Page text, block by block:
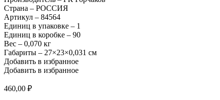
Страна – РОССИЯ
Артикул – 84564
Единиц в упаковке – 1
Единиц в коробке – 90
Вес – 0,070 кг
Габариты – 27×23×0,031 см
Добавить в избранное
Добавить в избранное
460,00 ₽